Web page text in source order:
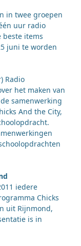
in twee groepen
uur radio
beste items
juni te worden
Radio
het maken van
samenwerking
And the City,
iedere
Chicks
uit Rijnmond,
is in